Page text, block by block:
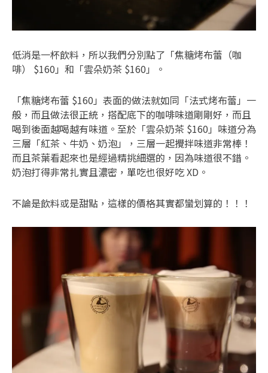
低消是一杯飲料，所以我們分別點了「焦糖烤布蕾（咖
啡） $160」和「雲朵奶茶 $160」。
「焦糖烤布蕾 $160」表面的做法就如同「法式烤布蕾」一
般，而且做法很正統，搭配底下的咖啡味道剛剛好，而且
喝到後面越喝越有味道。至於「雲朵奶茶 $160」味道分為
三層「紅茶、牛奶、奶泡」，三層一起攪拌味道非常棒！
而且茶葉看起來也是經過精挑細選的，因為味道很不錯。
奶泡打得非常扎實且濃密，單吃也很好吃 XD。
不論是飲料或是甜點，這樣的價格其實都蠻划算的！！！